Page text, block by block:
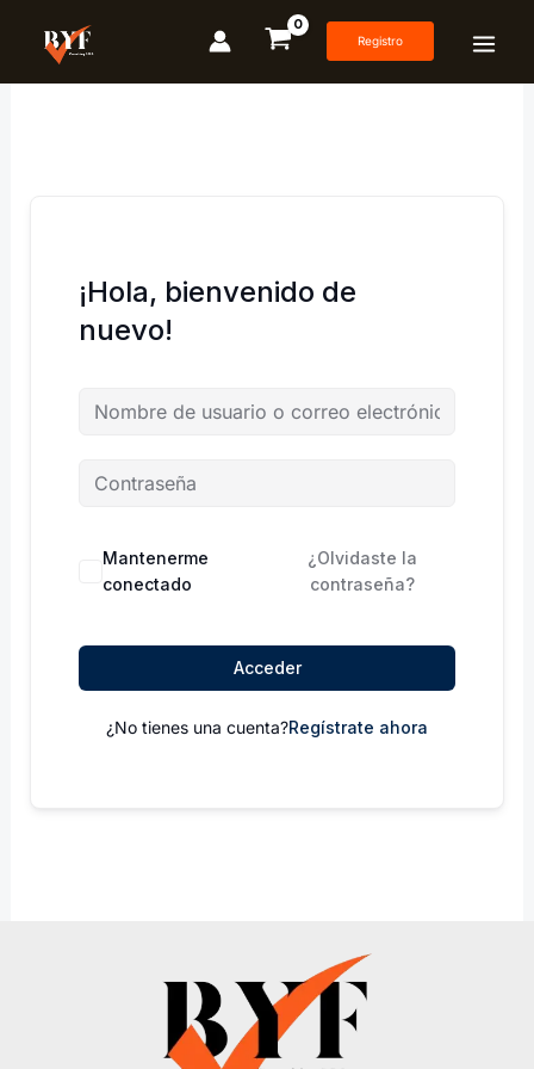
contenido
Registro
¡Hola, bienvenido de
nuevo!
Mantenerme
conectado
¿Olvidaste la
contraseña?
Acceder
¿No tienes una cuenta?Regístrate ahora